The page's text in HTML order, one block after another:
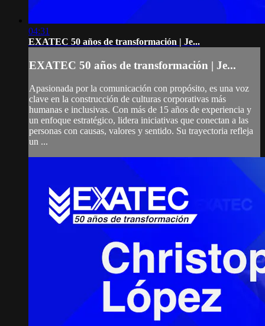
04:31
EXATEC 50 años de transformación | Je...
EXATEC 50 años de transformación | Je...
Apasionada por la comunicación con propósito, es una voz
clave en la construcción de culturas corporativas más
humanas e inclusivas. Con más de 15 años de experiencia y
un enfoque estratégico, lidera iniciativas que conectan a las
personas con causas, valores y sentido. Su trayectoria refleja
un ...